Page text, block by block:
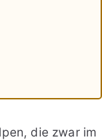
die zwar im